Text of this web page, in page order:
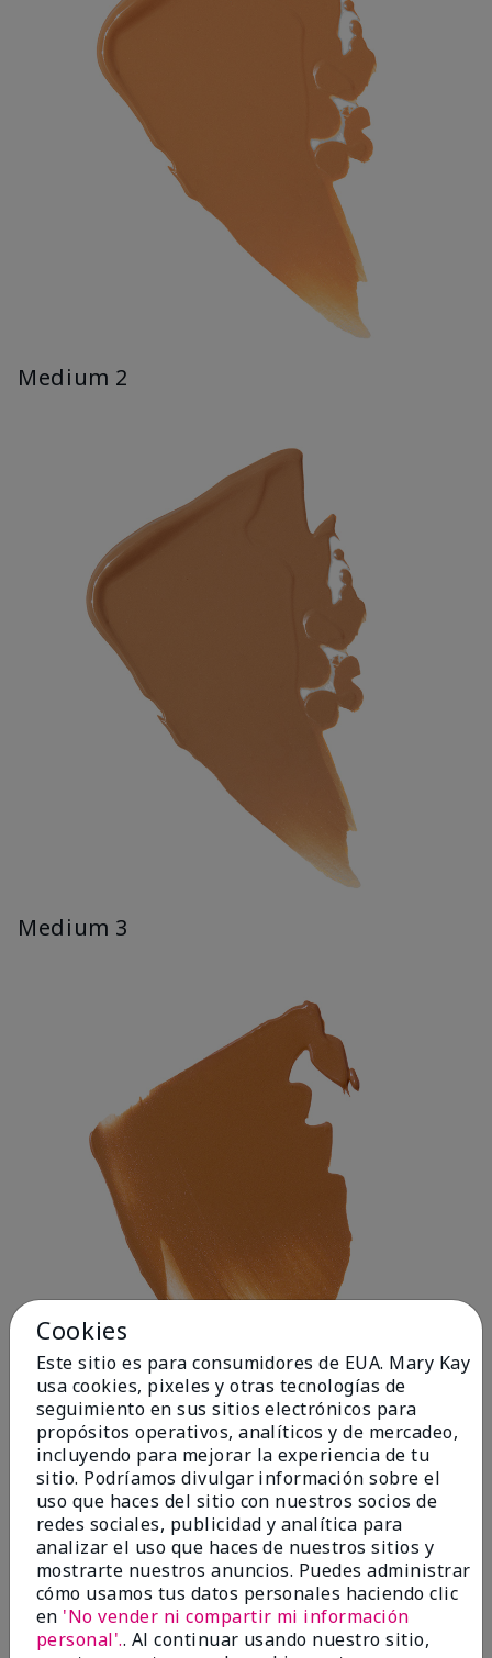
Medium 2
Medium 3
Deep 1
Cookies
Este sitio es para consumidores de EUA. Mary Kay
usa cookies, pixeles y otras tecnologías de
seguimiento en sus sitios electrónicos para
propósitos operativos, analíticos y de mercadeo,
incluyendo para mejorar la experiencia de tu
sitio. Podríamos divulgar información sobre el
uso que haces del sitio con nuestros socios de
redes sociales, publicidad y analítica para
analizar el uso que haces de nuestros sitios y
mostrarte nuestros anuncios. Puedes administrar
cómo usamos tus datos personales haciendo clic
en 'No vender ni compartir mi información
personal'.. Al continuar usando nuestro sitio,